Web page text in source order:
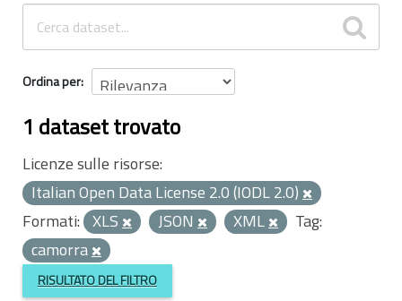
INFORMAZIONI
Ordina per
1 dataset trovato
Licenze sulle risorse:
Italian Open Data License 2.0 (IODL 2.0)
Formati: XLS JSON XML
Tag:
camorra
RISULTATO DEL FILTRO